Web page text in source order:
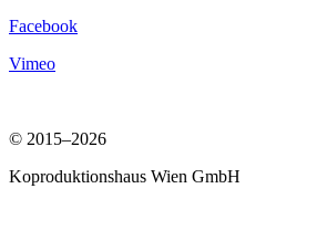
Facebook
Vimeo
© 2015–2026
Koproduktionshaus Wien GmbH